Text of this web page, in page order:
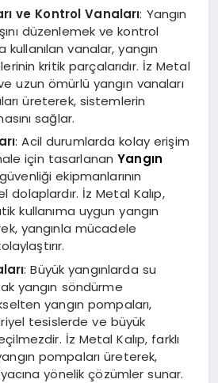
ve Kontrol Vanaları: Yangın
düzenlemek ve kontrol
vanalar, yangın
kritik parçalarıdır. İz Metal
ve uzun ömürlü yangın vanaları
üreterek, sistemlerin
sağlar.
: Acil durumlarda kolay erişim
için tasarlananYangın
ekipmanlarının
dolaplardır. İz Metal Kalıp,
kullanıma uygun yangın
yangınla mücadele
: Büyük yangınlarda su
yangın söndürme
yangın pompaları,
tesislerde ve büyük
İz Metal Kalıp, farklı
pompaları üreterek,
yönelik çözümler sunar.